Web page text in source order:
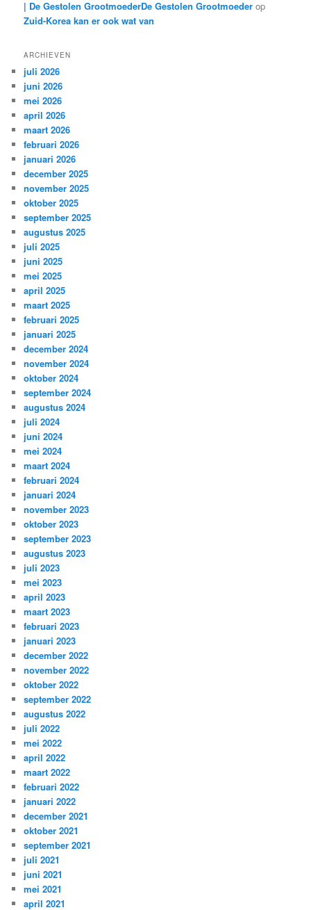
| De Gestolen GrootmoederDe Gestolen Grootmoeder op
Zuid-Korea kan er ook wat van
ARCHIEVEN
juli 2026
juni 2026
mei 2026
april 2026
maart 2026
februari 2026
januari 2026
december 2025
november 2025
oktober 2025
september 2025
augustus 2025
juli 2025
juni 2025
mei 2025
april 2025
maart 2025
februari 2025
januari 2025
december 2024
november 2024
oktober 2024
september 2024
augustus 2024
juli 2024
juni 2024
mei 2024
maart 2024
februari 2024
januari 2024
november 2023
oktober 2023
september 2023
augustus 2023
juli 2023
mei 2023
april 2023
maart 2023
februari 2023
januari 2023
december 2022
november 2022
oktober 2022
september 2022
augustus 2022
juli 2022
mei 2022
april 2022
maart 2022
februari 2022
januari 2022
december 2021
oktober 2021
september 2021
juli 2021
juni 2021
mei 2021
april 2021